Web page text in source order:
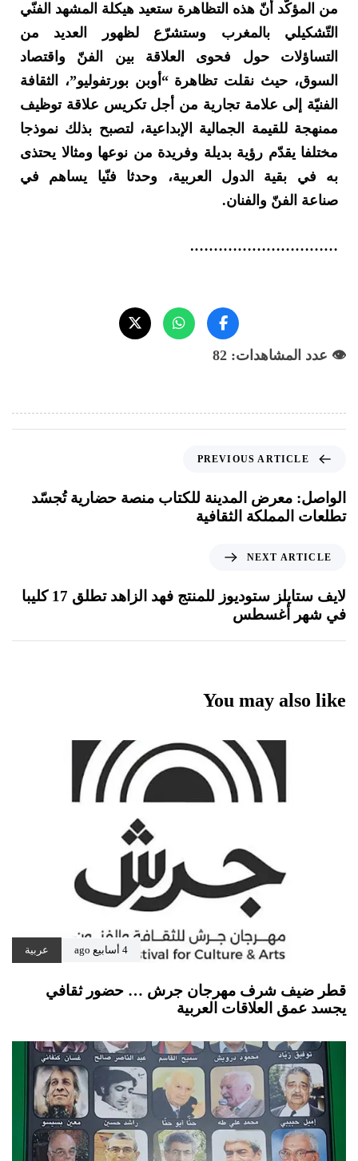
من المؤكّد أنّ هذه التظاهرة ستعيد هيكلة المشهد الفنّي
التّشكيلي بالمغرب وستشرّع لظهور العديد من
التساؤلات حول فحوى العلاقة بين الفنّ واقتصاد
السوق، حيث نقلت تظاهرة “أوبن بورتفوليو”، الثقافة
الفنيّة إلى علامة تجارية من أجل تكريس علاقة توظيف
ممنهجة للقيمة الجمالية الإبداعية، لتصبح بذلك نموذجا
مختلفا يقدّم رؤية بديلة وفريدة من نوعها ومثالا يحتذى
به في بقية الدول العربية، وحدثا فنّيا يساهم في
صناعة الفنّ والفنان.
………………………….
👁️ عدد المشاهدات: 82
PREVIOUS ARTICLE
الواصل: معرض المدينة للكتاب منصة حضارية تُجسّد
تطلعات المملكة الثقافية
NEXT ARTICLE
لايف ستايلز ستوديوز للمنتج فهد الزاهد تطلق 17 كليبا
في شهر أغسطس
You may also like
4 أسابيع ago عربية
قطر ضيف شرف مهرجان جرش … حضور ثقافي
يجسد عمق العلاقات العربية